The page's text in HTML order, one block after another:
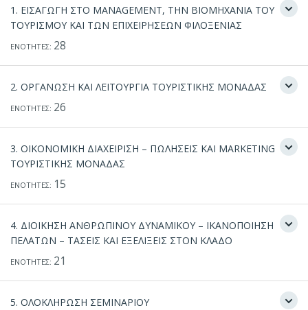
1. ΕΙΣΑΓΩΓΗ ΣΤΟ MANAGEMENT, ΤΗΝ ΒΙΟΜΗΧΑΝΙΑ ΤΟΥ
ΤΟΥΡΙΣΜΟΥ ΚΑΙ ΤΩΝ ΕΠΙΧΕΙΡΗΣΕΩΝ ΦΙΛΟΞΕΝΙΑΣ
ΕΝΟΤΗΤΕΣ: 28
2. ΟΡΓΑΝΩΣΗ ΚΑΙ ΛΕΙΤΟΥΡΓΙΑ ΤΟΥΡΙΣΤΙΚΗΣ ΜΟΝΑΔΑΣ
ΕΝΟΤΗΤΕΣ: 26
3. ΟΙΚΟΝΟΜΙΚΗ ΔΙΑΧΕΙΡΙΣΗ – ΠΩΛΗΣΕΙΣ ΚΑΙ MARKETING
ΤΟΥΡΙΣΤΙΚΗΣ ΜΟΝΑΔΑΣ
ΕΝΟΤΗΤΕΣ: 15
4. ΔΙΟΙΚΗΣΗ ΑΝΘΡΩΠΙΝΟΥ ΔΥΝΑΜΙΚΟΥ – ΙΚΑΝΟΠΟΙΗΣΗ
ΠΕΛΑΤΩΝ – ΤΑΣΕΙΣ ΚΑΙ ΕΞΕΛΙΞΕΙΣ ΣΤΟΝ ΚΛΑΔΟ
ΕΝΟΤΗΤΕΣ: 21
5. ΟΛΟΚΛΗΡΩΣΗ ΣΕΜΙΝΑΡΙΟΥ